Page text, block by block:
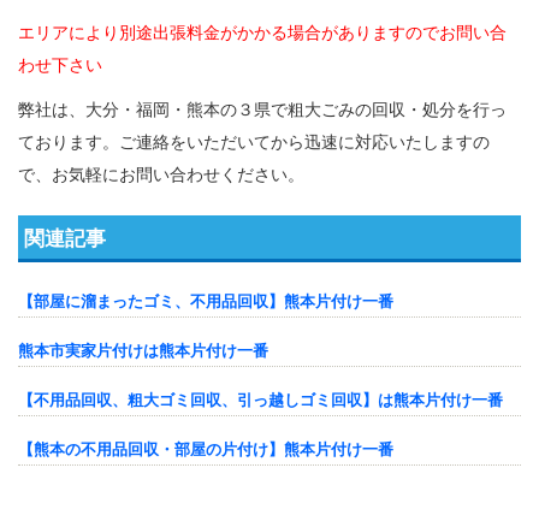
エリアにより別途出張料金がかかる場合がありますのでお問い合
わせ下さい
弊社は、大分・福岡・熊本の３県で粗大ごみの回収・処分を行っ
ております。ご連絡をいただいてから迅速に対応いたしますの
で、お気軽にお問い合わせください。
関連記事
【部屋に溜まったゴミ、不用品回収】熊本片付け一番
熊本市実家片付けは熊本片付け一番
【不用品回収、粗大ゴミ回収、引っ越しゴミ回収】は熊本片付け一番
【熊本の不用品回収・部屋の片付け】熊本片付け一番